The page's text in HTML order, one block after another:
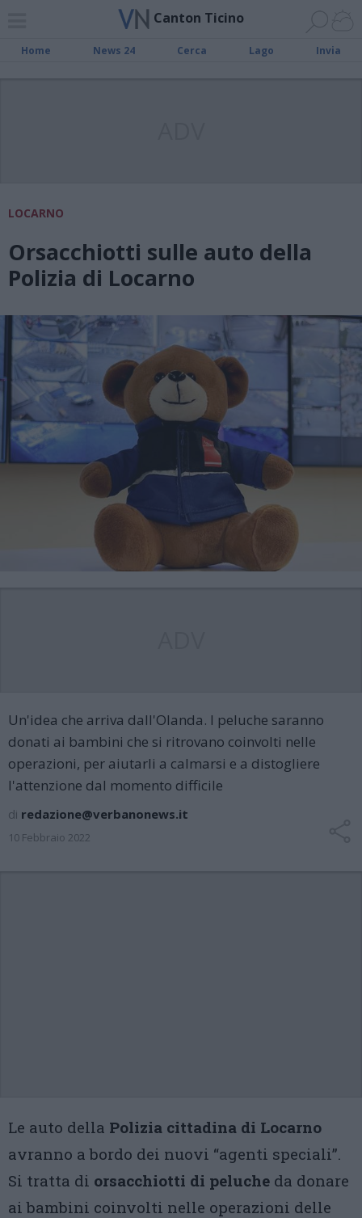
Canton Ticino
Home News 24 Cerca Lago Invia
LOCARNO
Orsacchiotti sulle auto della
Polizia di Locarno
Un'idea che arriva dall'Olanda. I peluche saranno
donati ai bambini che si ritrovano coinvolti nelle
operazioni, per aiutarli a calmarsi e a distogliere
l'attenzione dal momento difficile
di redazione@verbanonews.it
10 Febbraio 2022
Le auto della Polizia cittadina di Locarno
avranno a bordo dei nuovi “agenti speciali”.
Si tratta di orsacchiotti di peluche da donare
ai bambini coinvolti nelle operazioni delle